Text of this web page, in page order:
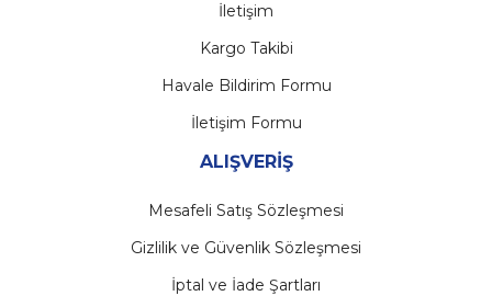
İletişim
Kargo Takibi
Havale Bildirim Formu
İletişim Formu
ALIŞVERİŞ
Mesafeli Satış Sözleşmesi
Gizlilik ve Güvenlik Sözleşmesi
İptal ve İade Şartları